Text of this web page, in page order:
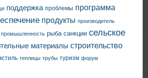
поддержка проблемы программа
продукты производитель
промышленность рыба санкции сельское
материалы строительство
теплицы трубы туризм форум